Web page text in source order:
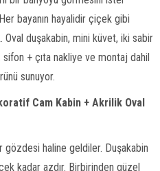
bayanın hayalidir çiçek gibi
duşakabin, mini küvet, iki sabir
+ çıta nakliye ve montaj dahil
sunuyor.
Cam Kabin + Akrilik Oval
gözdesi haline geldiler. Duşakabin
kadar azdır. Birbirinden güzel